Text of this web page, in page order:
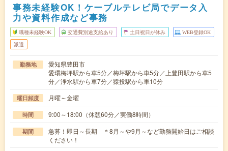
事務未経験OK！ケーブルテレビ局でデータ入
力や資料作成など事務
職種未経験OK 交通費別途支給あり 土日祝日が休み WEB登録OK
派遣
勤務地
愛知県豊田市
愛環梅坪駅から車5分／梅坪駅から車5分／上豊田駅から車5
分／浄水駅から車7分／猿投駅から車10分
曜日頻度 月曜～金曜
時間 9:00～18:00（休憩60分／実働8時間）
期間
急募！即日～長期 ＊8月～や9月～など勤務開始日はご相談
ください！